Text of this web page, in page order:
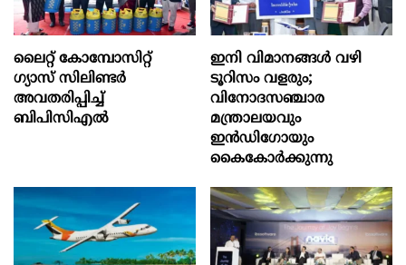
ലൈറ്റ് കോമ്പോസിറ്റ്
ഗ്യാസ് സിലിണ്ടർ
അവതരിപ്പിച്ച്
ബിപിസിഎൽ
ഇനി വിമാനങ്ങള്‍ വഴി
ടൂറിസം വളരും;
വിനോദസഞ്ചാര
മന്ത്രാലയവും
ഇന്‍ഡിഗോയും
കൈകോര്‍ക്കുന്നു